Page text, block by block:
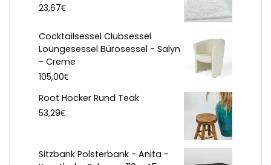
23,67€
Cocktailsessel Clubsessel
Loungesessel Bürosessel - Salyn
- Creme
105,00€
Root Hocker Rund Teak
53,29€
Sitzbank Polsterbank - Anita -